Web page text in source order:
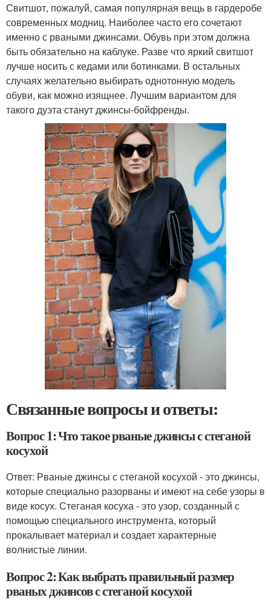
Свитшот, пожалуй, самая популярная вещь в гардеробе
современных модниц. Наиболее часто его сочетают
именно с рваными джинсами. Обувь при этом должна
быть обязательно на каблуке. Разве что яркий свитшот
лучше носить с кедами или ботинками. В остальных
случаях желательно выбирать однотонную модель
обуви, как можно изящнее. Лучшим вариантом для
такого дуэта станут джинсы-бойфренды.
Связанные вопросы и ответы:
Вопрос 1: Что такое рваные джинсы с стеганой
косухой
Ответ: Рваные джинсы с стеганой косухой - это джинсы,
которые специально разорваны и имеют на себе узоры в
виде косух. Стеганая косуха - это узор, созданный с
помощью специального инструмента, который
прокалывает материал и создает характерные
волнистые линии.
Вопрос 2: Как выбрать правильный размер
рваных джинсов с стеганой косухой